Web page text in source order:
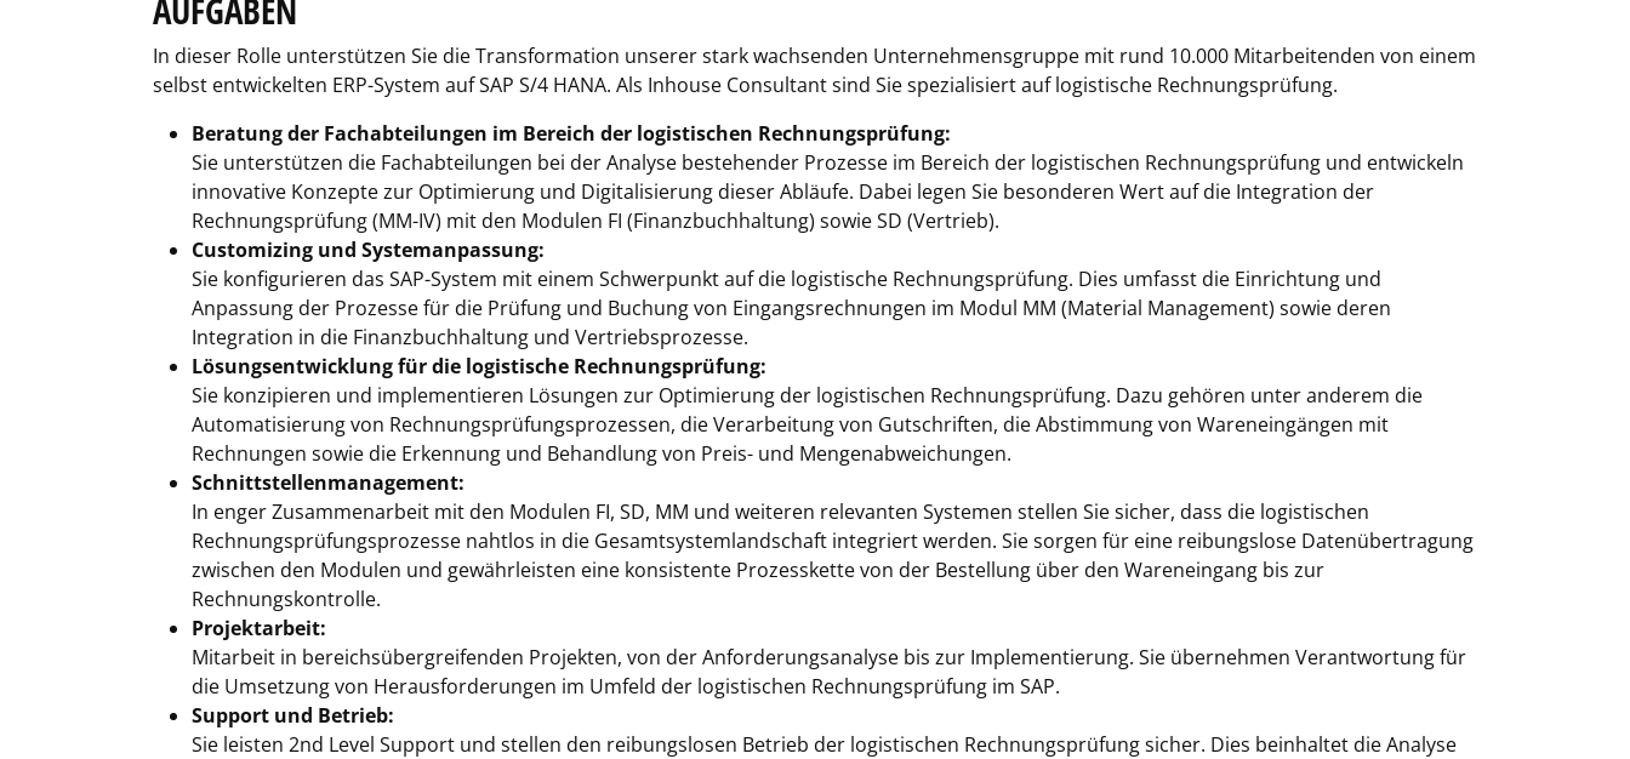
AUFGABEN
In dieser Rolle unterstützen Sie die Transformation unserer stark wachsenden Unternehmensgruppe mit rund 10.000 Mitarbeitenden von einem
selbst entwickelten ERP-System auf SAP S/4 HANA. Als Inhouse Consultant sind Sie spezialisiert auf logistische Rechnungsprüfung.
Beratung der Fachabteilungen im Bereich der logistischen Rechnungsprüfung:
Sie unterstützen die Fachabteilungen bei der Analyse bestehender Prozesse im Bereich der logistischen Rechnungsprüfung und entwickeln
innovative Konzepte zur Optimierung und Digitalisierung dieser Abläufe. Dabei legen Sie besonderen Wert auf die Integration der
Rechnungsprüfung (MM-IV) mit den Modulen FI (Finanzbuchhaltung) sowie SD (Vertrieb).
Customizing und Systemanpassung:
Sie konfigurieren das SAP-System mit einem Schwerpunkt auf die logistische Rechnungsprüfung. Dies umfasst die Einrichtung und
Anpassung der Prozesse für die Prüfung und Buchung von Eingangsrechnungen im Modul MM (Material Management) sowie deren
Integration in die Finanzbuchhaltung und Vertriebsprozesse.
Lösungsentwicklung für die logistische Rechnungsprüfung:
Sie konzipieren und implementieren Lösungen zur Optimierung der logistischen Rechnungsprüfung. Dazu gehören unter anderem die
Automatisierung von Rechnungsprüfungsprozessen, die Verarbeitung von Gutschriften, die Abstimmung von Wareneingängen mit
Rechnungen sowie die Erkennung und Behandlung von Preis- und Mengenabweichungen.
Schnittstellenmanagement:
In enger Zusammenarbeit mit den Modulen FI, SD, MM und weiteren relevanten Systemen stellen Sie sicher, dass die logistischen
Rechnungsprüfungsprozesse nahtlos in die Gesamtsystemlandschaft integriert werden. Sie sorgen für eine reibungslose Datenübertragung
zwischen den Modulen und gewährleisten eine konsistente Prozesskette von der Bestellung über den Wareneingang bis zur
Rechnungskontrolle.
Projektarbeit:
Mitarbeit in bereichsübergreifenden Projekten, von der Anforderungsanalyse bis zur Implementierung. Sie übernehmen Verantwortung für
die Umsetzung von Herausforderungen im Umfeld der logistischen Rechnungsprüfung im SAP.
Support und Betrieb:
Sie leisten 2nd Level Support und stellen den reibungslosen Betrieb der logistischen Rechnungsprüfung sicher. Dies beinhaltet die Analyse